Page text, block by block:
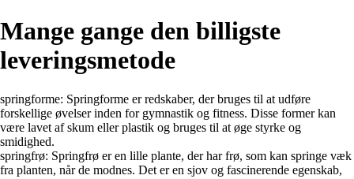
Mange gange den billigste
leveringsmetode
springforme: Springforme er redskaber, der bruges til at udføre
forskellige øvelser inden for gymnastik og fitness. Disse former kan
være lavet af skum eller plastik og bruges til at øge styrke og
smidighed.
springfrø: Springfrø er en lille plante, der har frø, som kan springe væk
fra planten, når de modnes. Det er en sjov og fascinerende egenskab,